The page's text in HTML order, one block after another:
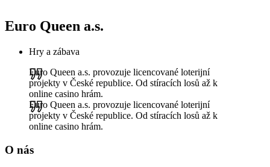
Euro Queen a.s.
Hry a zábava
Euro Queen a.s. provozuje licencované loterijní
projekty v České republice. Od stíracích losů až k
online casino hrám.
Euro Queen a.s. provozuje licencované loterijní
projekty v České republice. Od stíracích losů až k
online casino hrám.
O nás